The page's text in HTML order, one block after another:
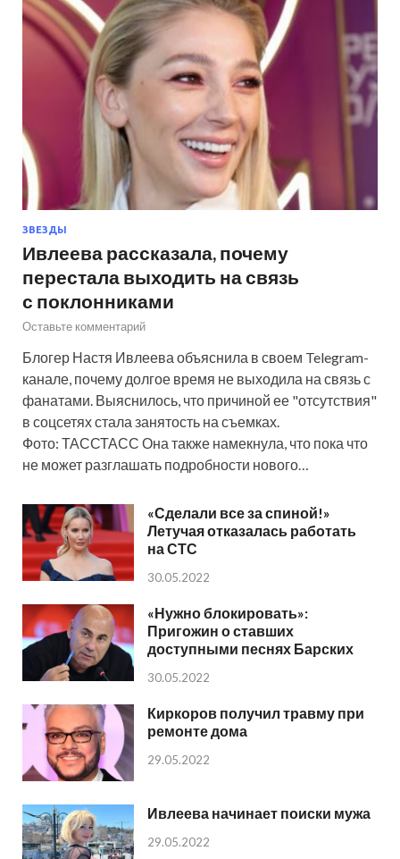
ЗВЕЗДЫ
Ивлеева рассказала, почему
перестала выходить на связь
с поклонниками
Оставьте комментарий
Блогер Настя Ивлеева объяснила в своем Telegram-
канале, почему долгое время не выходила на связь с
фанатами. Выяснилось, что причиной ее "отсутствия"
в соцсетях стала занятость на съемках.
Фото: ТАССТАСС Она также намекнула, что пока что
не может разглашать подробности нового…
«Сделали все за спиной!»
Летучая отказалась работать
на СТС
30.05.2022
«Нужно блокировать»:
Пригожин о ставших
доступными песнях Барских
30.05.2022
Киркоров получил травму при
ремонте дома
29.05.2022
Ивлеева начинает поиски мужа
29.05.2022